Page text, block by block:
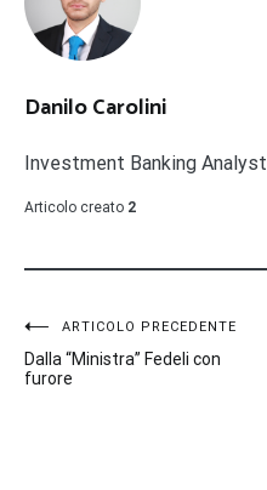
Danilo Carolini
Investment Banking Analyst
Articolo creato 2
Navigazione
articoli
ARTICOLO PRECEDENTE
Dalla “Ministra” Fedeli con
furore